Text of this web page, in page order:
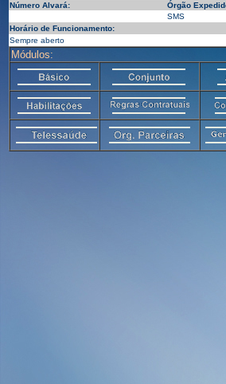
Número Alvará:
Órgão
SMS
Horário de Funcionamento:
Sempre aberto
Módulos: